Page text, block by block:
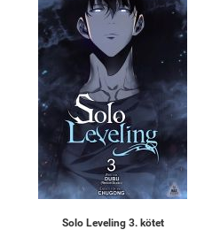
Solo Leveling 3. kötet